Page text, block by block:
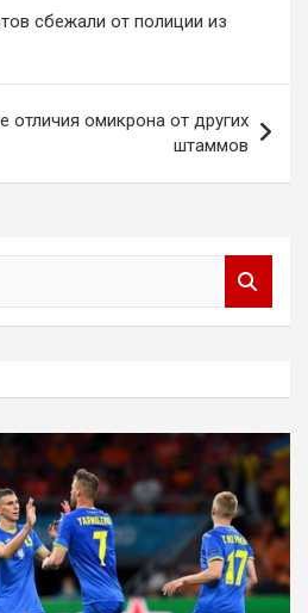
сбежали от полиции из
отличия омикрона от других
штаммов